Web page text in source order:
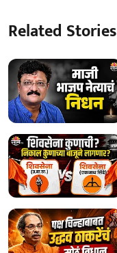
Related Stories